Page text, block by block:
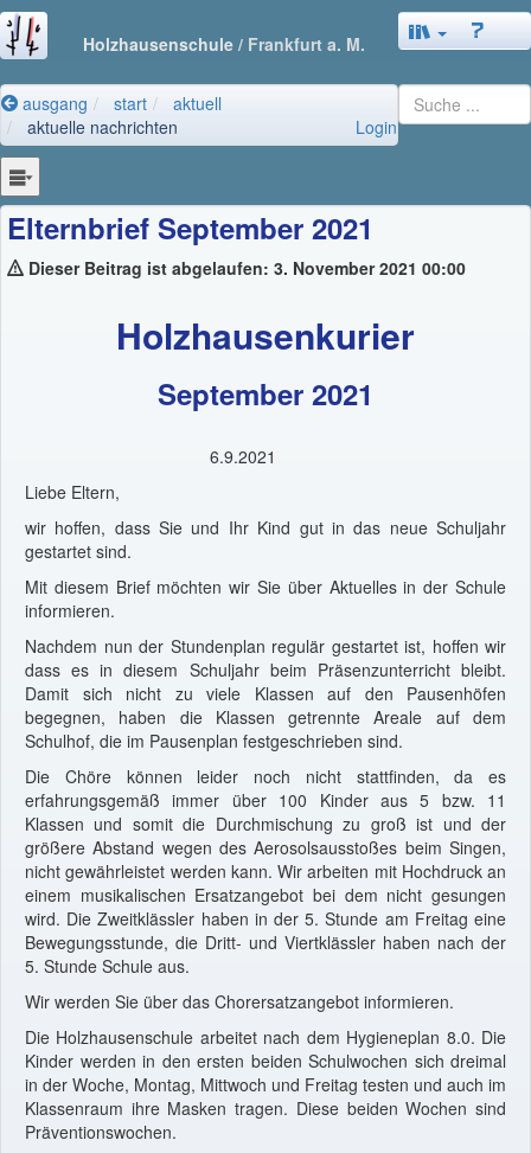
Holzhausenschule / Frankfurt a. M.
ausgang start
aktuell
aktuelle nachrichten
Login
Elternbrief September 2021
Dieser Beitrag ist abgelaufen: 3. November 2021 00:00
Holzhausenkurier
September 2021
6.9.2021
Liebe Eltern,
wir hoffen, dass Sie und Ihr Kind gut in das neue Schuljahr
gestartet sind.
Mit diesem Brief möchten wir Sie über Aktuelles in der Schule
informieren.
Nachdem nun der Stundenplan regulär gestartet ist, hoffen wir
dass es in diesem Schuljahr beim Präsenzunterricht bleibt.
Damit sich nicht zu viele Klassen auf den Pausenhöfen
begegnen, haben die Klassen getrennte Areale auf dem
Schulhof, die im Pausenplan festgeschrieben sind.
Die Chöre können leider noch nicht stattfinden, da es
erfahrungsgemäß immer über 100 Kinder aus 5 bzw. 11
Klassen und somit die Durchmischung zu groß ist und der
größere Abstand wegen des Aerosolsausstoßes beim Singen,
nicht gewährleistet werden kann. Wir arbeiten mit Hochdruck an
einem musikalischen Ersatzangebot bei dem nicht gesungen
wird. Die Zweitklässler haben in der 5. Stunde am Freitag eine
Bewegungsstunde, die Dritt- und Viertklässler haben nach der
5. Stunde Schule aus.
Wir werden Sie über das Chorersatzangebot informieren.
Die Holzhausenschule arbeitet nach dem Hygieneplan 8.0. Die
Kinder werden in den ersten beiden Schulwochen sich dreimal
in der Woche, Montag, Mittwoch und Freitag testen und auch im
Klassenraum ihre Masken tragen. Diese beiden Wochen sind
Präventionswochen.